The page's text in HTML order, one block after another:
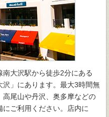
大沢駅から徒歩2分にある
沢」にあります。最大3時間無
尾山や丹沢、奥多摩などの
ご利用ください。店内に